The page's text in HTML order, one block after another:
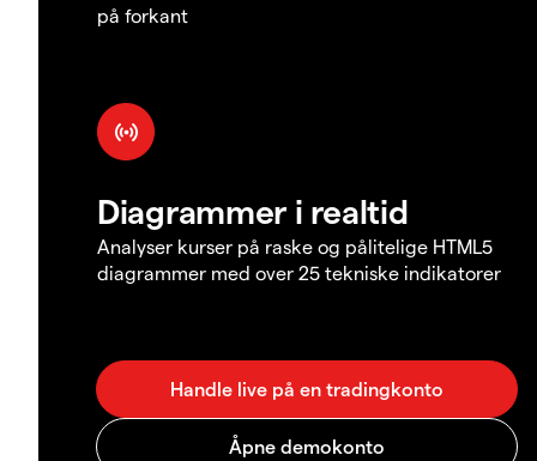
på forkant
Diagrammer i realtid
Analyser kurser på raske og pålitelige HTML5
diagrammer med over 25 tekniske indikatorer